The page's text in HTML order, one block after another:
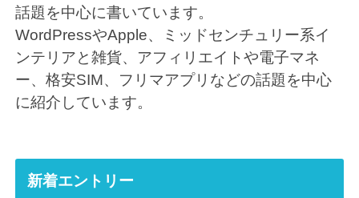
話題を中心に書いています。
WordPressやApple、ミッドセンチュリー系イ
ンテリアと雑貨、アフィリエイトや電子マネ
ー、格安SIM、フリマアプリなどの話題を中心
に紹介しています。
新着エントリー